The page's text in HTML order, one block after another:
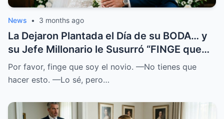
News • 3 months ago
La Dejaron Plantada el Día de su BODA… y
su Jefe Millonario le Susurró “FINGE que
SOY el NOVIO”
Por favor, finge que soy el novio. —No tienes que
hacer esto. —Lo sé, pero…